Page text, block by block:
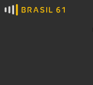
Ver todas as notícias